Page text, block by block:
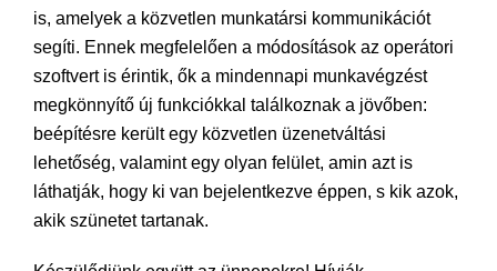
is, amelyek a közvetlen munkatársi kommunikációt
segíti. Ennek megfelelően a módosítások az operátori
szoftvert is érintik, ők a mindennapi munkavégzést
megkönnyítő új funkciókkal találkoznak a jövőben:
beépítésre került egy közvetlen üzenetváltási
lehetőség, valamint egy olyan felület, amin azt is
láthatják, hogy ki van bejelentkezve éppen, s kik azok,
akik szünetet tartanak.